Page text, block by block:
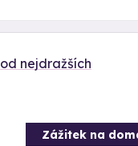
od nejdražších
Zážitek na